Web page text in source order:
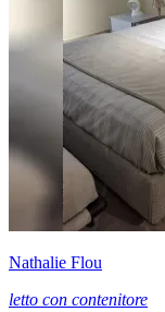
Nathalie Flou
letto con contenitore